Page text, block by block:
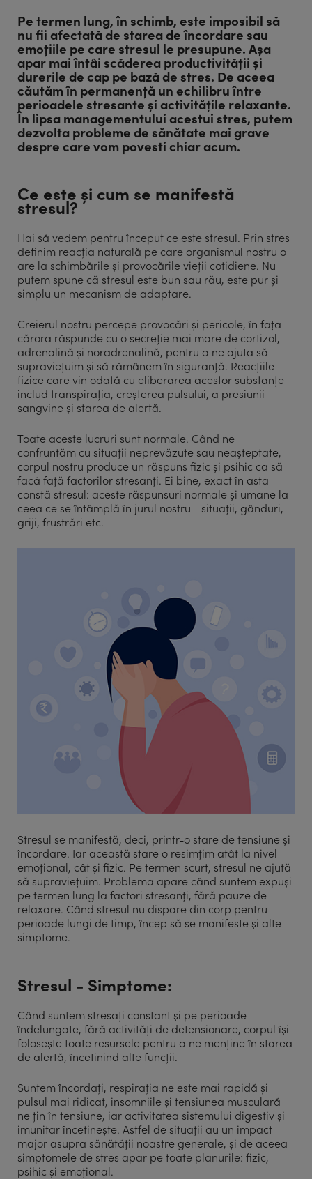
Pe termen lung, în schimb, este imposibil să
nu fii afectată de starea de încordare sau
emoțiile pe care stresul le presupune. Așa
apar mai întâi scăderea productivității și
durerile de cap pe bază de stres. De aceea
căutăm în permanență un echilibru între
perioadele stresante și activitățile relaxante.
În lipsa managementului acestui stres, putem
dezvolta probleme de sănătate mai grave
despre care vom povesti chiar acum.
Ce este și cum se manifestă
stresul?
Hai să vedem pentru început ce este stresul. Prin stres
definim reacția naturală pe care organismul nostru o
are la schimbările și provocările vieții cotidiene. Nu
putem spune că stresul este bun sau rău, este pur și
simplu un mecanism de adaptare.
Creierul nostru percepe provocări și pericole, în fața
cărora răspunde cu o secreție mai mare de cortizol,
adrenalină și noradrenalină, pentru a ne ajuta să
supraviețuim și să rămânem în siguranță. Reacțiile
fizice care vin odată cu eliberarea acestor substanțe
includ transpirația, creșterea pulsului, a presiunii
sangvine și starea de alertă.
Toate aceste lucruri sunt normale. Când ne
confruntăm cu situații neprevăzute sau neașteptate,
corpul nostru produce un răspuns fizic și psihic ca să
facă față factorilor stresanți. Ei bine, exact în asta
constă stresul: aceste răspunsuri normale și umane la
ceea ce se întâmplă în jurul nostru - situații, gânduri,
griji, frustrări etc.
Stresul se manifestă, deci, printr-o stare de tensiune și
încordare. Iar această stare o resimțim atât la nivel
emoțional, cât și fizic. Pe termen scurt, stresul ne ajută
să supraviețuim. Problema apare când suntem expuși
pe termen lung la factori stresanți, fără pauze de
relaxare. Când stresul nu dispare din corp pentru
perioade lungi de timp, încep să se manifeste și alte
simptome.
Stresul - Simptome:
Când suntem stresați constant și pe perioade
îndelungate, fără activități de detensionare, corpul își
folosește toate resursele pentru a ne menține în starea
de alertă, încetinind alte funcții.
Suntem încordați, respirația ne este mai rapidă și
pulsul mai ridicat, insomniile și tensiunea musculară
ne țin în tensiune, iar activitatea sistemului digestiv și
imunitar încetinește. Astfel de situații au un impact
major asupra sănătății noastre generale, și de aceea
simptomele de stres apar pe toate planurile: fizic,
psihic și emoțional.